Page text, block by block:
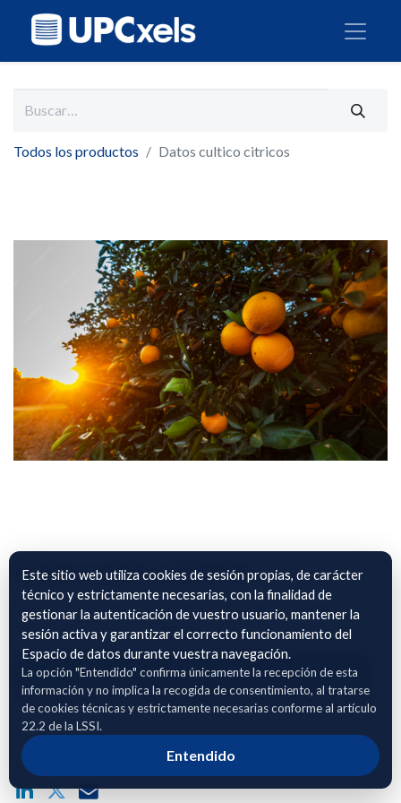
Todos los productos Datos cultico citricos
Datos cultico citricos
Datos referenciados con SIGPAc del cultivo y manejo de
cultivos de cítricos en Huelva.
Adhierete para solicitar acceso
Compartir enlace público del dataset
Este sitio web utiliza cookies de sesión propias, de carácter
técnico y estrictamente necesarias, con la finalidad de
gestionar la autenticación de vuestro usuario, mantener la
sesión activa y garantizar el correcto funcionamiento del
Espacio de datos durante vuestra navegación.
La opción "Entendido" confirma únicamente la recepción de esta
información y no implica la recogida de consentimiento, al tratarse
de cookies técnicas y estrictamente necesarias conforme al artículo
22.2 de la LSSI.
Entendido